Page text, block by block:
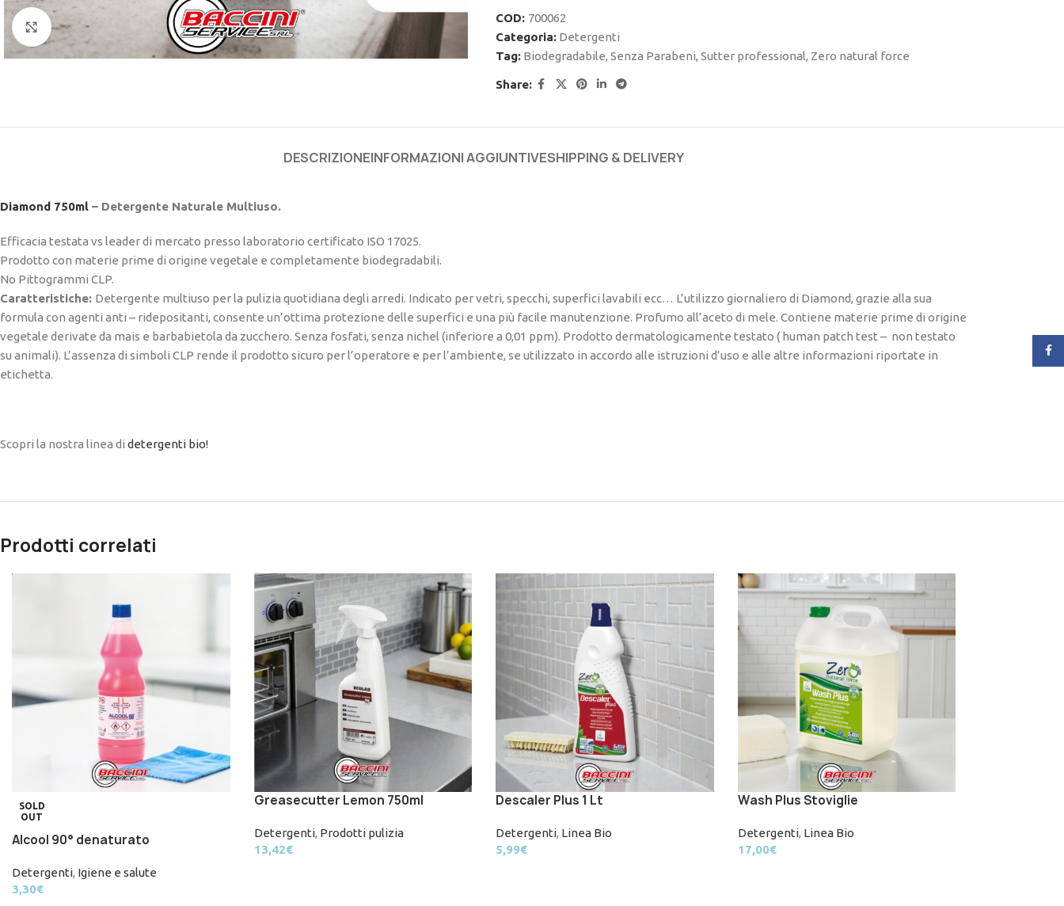
Click to enlarge
COD: 700062
Categoria: Detergenti
Tag: Biodegradabile, Senza Parabeni, Sutter professional, Zero natural force
Share:
DESCRIZIONEINFORMAZIONI AGGIUNTIVESHIPPING & DELIVERY
Diamond 750ml – Detergente Naturale Multiuso.
Efficacia testata vs leader di mercato presso laboratorio certificato ISO 17025.
Prodotto con materie prime di origine vegetale e completamente biodegradabili.
No Pittogrammi CLP.
Caratteristiche: Detergente multiuso per la pulizia quotidiana degli arredi. Indicato per vetri, specchi, superfici lavabili ecc… L’utilizzo giornaliero di Diamond, grazie alla sua
formula con agenti anti – ridepositanti, consente un’ottima protezione delle superfici e una più facile manutenzione. Profumo all’aceto di mele. Contiene materie prime di origine
vegetale derivate da mais e barbabietola da zucchero. Senza fosfati, senza nichel (inferiore a 0,01 ppm). Prodotto dermatologicamente testato ( human patch test – non testato
su animali). L’assenza di simboli CLP rende il prodotto sicuro per l’operatore e per l’ambiente, se utilizzato in accordo alle istruzioni d’uso e alle altre informazioni riportate in
etichetta.
Scopri la nostra linea di detergenti bio!
Prodotti correlati
SOLD
OUT
Alcool 90° denaturato
Detergenti, Igiene e salute
3,30€
Greasecutter Lemon 750ml
Detergenti, Prodotti pulizia
13,42€
Descaler Plus 1 Lt
Detergenti, Linea Bio
5,99€
Wash Plus Stoviglie
Detergenti, Linea Bio
17,00€